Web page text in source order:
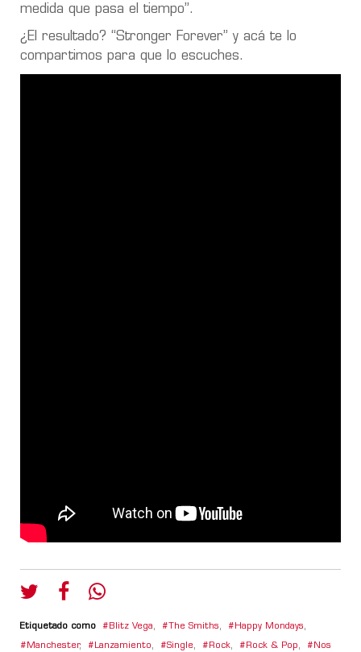
medida que pasa el tiempo”.
¿El resultado? “Stronger Forever” y acá te lo
compartimos para que lo escuches.
Etiquetado como Blitz Vega, The Smiths, Happy Mondays,
Manchester, Lanzamiento, Single, Rock, Rock & Pop, Nos